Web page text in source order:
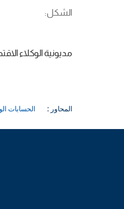
الشكل
مديونية الوكلاء
المحاور : الحسابات